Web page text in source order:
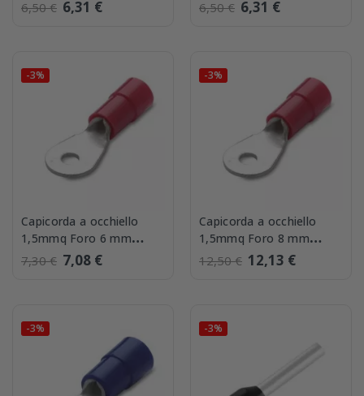
6,50 € 6,31 € 6,50 € 6,31 €
-3%
Capicorda a occhiello
1,5mmq Foro 6 mm
confezione 100 BMM
00131
7,30 € 7,08 €
-3%
Capicorda a occhiello
1,5mmq Foro 8 mm
confezione 100 BMM
00137
12,50 € 12,13 €
-3% -3%